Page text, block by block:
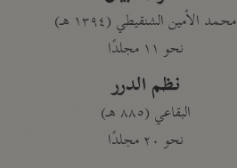
محمد الأمين الشنقيطي (١٣٩٤ هـ)
نحو ١١ مجلدًا
نظم الدرر
البقاعي (٨٨٥ هـ)
نحو ٢٠ مجلدًا